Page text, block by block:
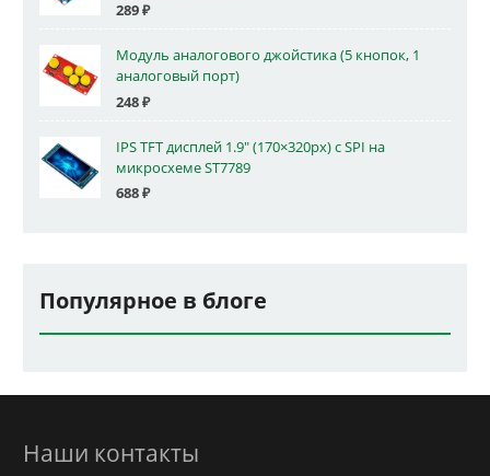
289₽
Модуль аналогового джойстика (5 кнопок, 1
аналоговый порт)
248₽
IPS TFT дисплей 1.9" (170×320px) с SPI на
микросхеме ST7789
688₽
Популярное в блоге
Наши контакты